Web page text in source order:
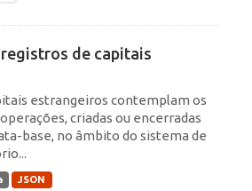
de capitais
estrangeiros contemplam os
criadas ou encerradas
base, no âmbito do sistema de
JSON